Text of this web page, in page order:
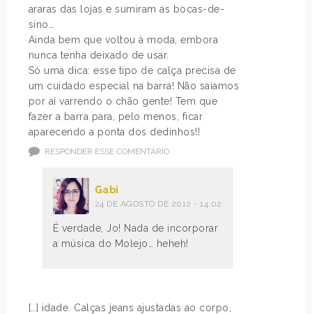
araras das lojas e sumiram as bocas-de-
sino…
Ainda bem que voltou à moda, embora
nunca tenha deixado de usar.
Só uma dica: esse tipo de calça precisa de
um cuidado especial na barra! Não saiamos
por aí varrendo o chão gente! Tem que
fazer a barra para, pelo menos, ficar
aparecendo a ponta dos dedinhos!!
RESPONDER ESSE COMENTÁRIO
Gabi
24 DE AGOSTO DE 2012 - 14:02
É verdade, Jo! Nada de incorporar
a música do Molejo… heheh!
[…] idade. Calças jeans ajustadas ao corpo,